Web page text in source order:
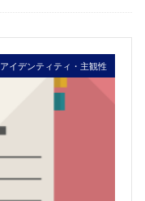
アイデンティティ・主観性